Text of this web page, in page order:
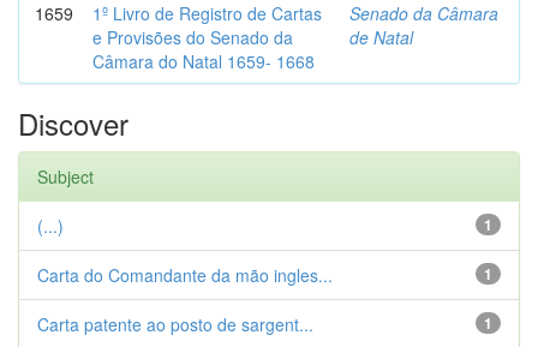
1659
1º Livro de Registro de Cartas
e Provisões do Senado da
Câmara do Natal 1659- 1668
Senado da Câmara
de Natal
Discover
Subject
1
(...)
1
Carta do Comandante da mão ingles...
1
Carta patente ao posto de sargent...